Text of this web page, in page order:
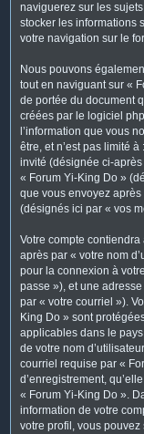
naviguerez sur les
stocker les informations
votre navigation sur le
Nous pouvons
tout en naviguant sur «
de portée du document
créées par le logiciel
l’information que vous
être, et n’est pas limité
invité (désignée ci-
« Forum Yi-King Do »
que vous envoyez après
(désignés ici par « vos
Votre compte
après par « votre nom
pour la connexion à
passe »), et une
par « votre courriel »).
King Do » sont
applicables dans le
de votre nom
courriel requise par «
d’enregistrement,
« Forum Yi-King Do ».
information de votre
votre profil, vous